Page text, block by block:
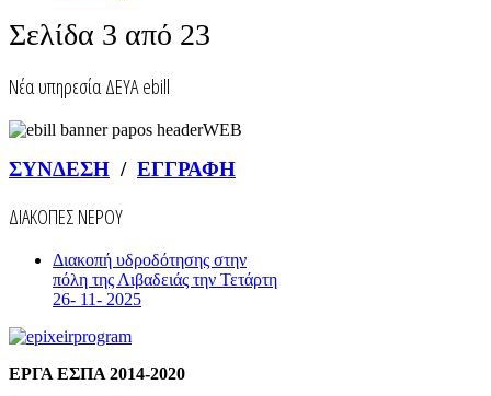
Σελίδα 3 από 23
Nέα υπηρεσία ΔΕΥΑ ebill
ΣΥΝΔΕΣΗ / ΕΓΓΡΑΦΗ
ΔΙΑΚΟΠΕΣ ΝΕΡΟΥ
Διακοπή υδροδότησης στην
πόλη της Λιβαδειάς την Τετάρτη
26- 11- 2025
ΕΡΓΑ ΕΣΠΑ 2014-2020